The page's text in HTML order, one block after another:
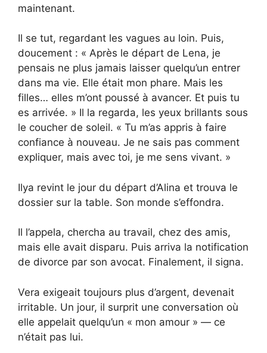
maintenant.
Il se tut, regardant les vagues au loin. Puis,
doucement : « Après le départ de Lena, je
pensais ne plus jamais laisser quelqu’un entrer
dans ma vie. Elle était mon phare. Mais les
filles… elles m’ont poussé à avancer. Et puis tu
es arrivée. » Il la regarda, les yeux brillants sous
le coucher de soleil. « Tu m’as appris à faire
confiance à nouveau. Je ne sais pas comment
expliquer, mais avec toi, je me sens vivant. »
Ilya revint le jour du départ d’Alina et trouva le
dossier sur la table. Son monde s’effondra.
Il l’appela, chercha au travail, chez des amis,
mais elle avait disparu. Puis arriva la notification
de divorce par son avocat. Finalement, il signa.
Vera exigeait toujours plus d’argent, devenait
irritable. Un jour, il surprit une conversation où
elle appelait quelqu’un « mon amour » — ce
n’était pas lui.